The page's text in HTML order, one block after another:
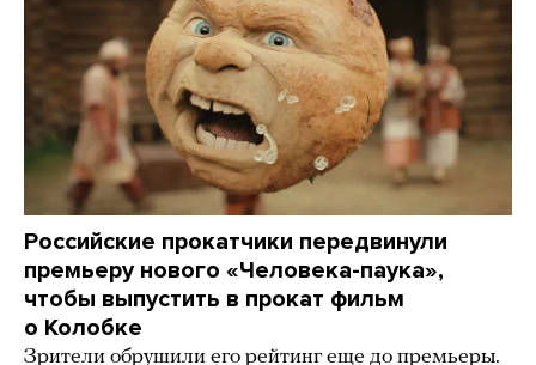
Российские прокатчики передвинули
премьеру нового «Человека-паука»,
чтобы выпустить в прокат фильм
о Колобке
Зрители обрушили его рейтинг еще до премьеры.